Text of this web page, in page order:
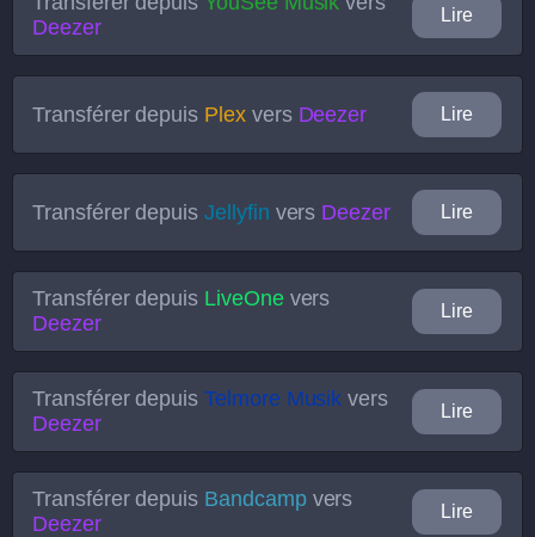
Deezer
Lire
Transférer depuis Plexvers Deezer Lire
Transférer depuisJellyfin vers Deezer Lire
Transférer depuis LiveOnevers
Deezer
Lire
Transférer depuisTelmore Musik vers
Deezer
Lire
Transférer depuis Bandcampvers
Deezer
Lire